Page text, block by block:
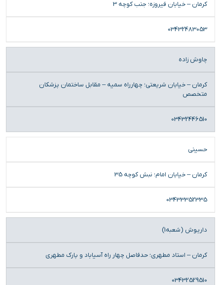
کرمان – خیابان فیروزه؛ جنب کوچه 3
03432483053
چاوش زاده
کرمان – خیابان شریعتی؛ چهارراه سمیه – مقابل ساختمان پزشکان
متخصص
03432446510
حسینی
کرمان – خیابان امام؛ نبش کوچه 35
03433352335
داریوش (شعبه1)
کرمان – استاد مطهری؛ حدفاصل چهار راه آسیاباد و پارک مطهری
03432529510